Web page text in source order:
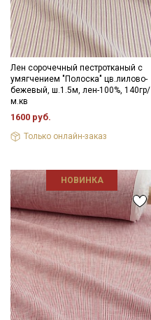
Лен сорочечный пестротканый с
умягчением "Полоска" цв.лилово-
бежевый, ш.1.5м, лен-100%, 140гр/
м.кв
1600 руб.
Только онлайн-заказ
НОВИНКА